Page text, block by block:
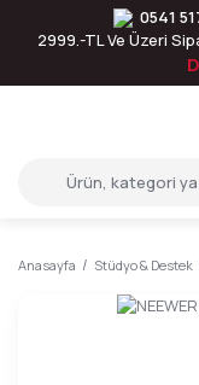
0541
2999.-TL Ve Üzeri
Anasayfa Stüdyo & Destek